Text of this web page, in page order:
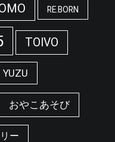
RE.BORN
TOIVO
YUZU
おやこあそび
ー